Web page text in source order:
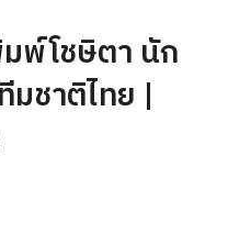
พ์โชษิตา นัก
ชาติไทย |